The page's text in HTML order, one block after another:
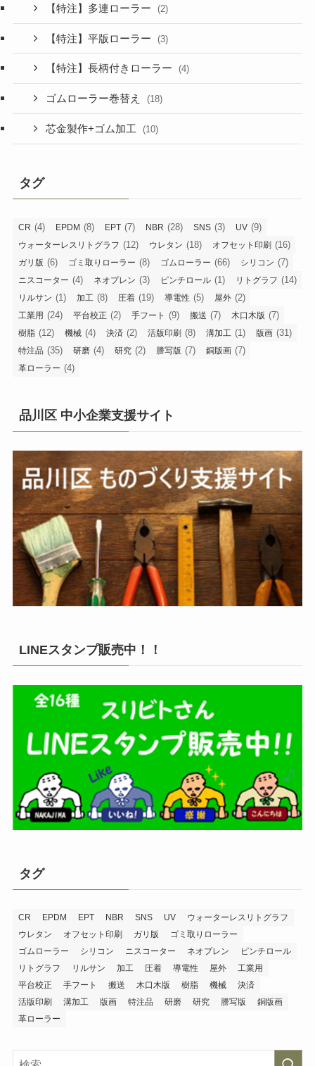
【特注】多連ローラー (2)
【特注】平版ローラー (3)
【特注】長柄付きローラー (4)
ゴムローラー巻替え (18)
芯金製作+ゴム加工 (10)
タグ
CR (4) EPDM (8) EPT (7) NBR (28) SNS (3) UV (9)
ウォーターレスリトグラフ (12) ウレタン (18) オフセット印刷 (16)
ガリ版 (6) ゴミ取りローラー (8) ゴムローラー (66) シリコン (7)
ニスコーター (4) ネオプレン (3) ピンチロール (1) リトグラフ (14)
リルサン (1) 加工 (8) 圧着 (19) 導電性 (5) 屋外 (2)
工業用 (24) 平台校正 (2) 手フート (9) 搬送 (7) 木口木版 (7)
樹脂 (12) 機械 (4) 決済 (2) 活版印刷 (8) 溝加工 (1) 版画 (31)
特注品 (35) 研磨 (4) 研究 (2) 謄写版 (7) 銅版画 (7)
革ローラー (4)
品川区 中小企業支援サイト
LINEスタンプ販売中！！
タグ
CR EPDM EPT NBR SNS UV
ウォーターレスリトグラフ
ウレタン
オフセット印刷 ガリ版
ゴミ取りローラー
ゴムローラー
シリコン ニスコーター ネオプレン
ピンチロール
リトグラフ
リルサン 加工 圧着 導電性 屋外
工業用
平台校正
手フート 搬送 木口木版 樹脂 機械
決済
活版印刷
溝加工 版画 特注品 研磨 研究 謄写版
銅版画
革ローラー